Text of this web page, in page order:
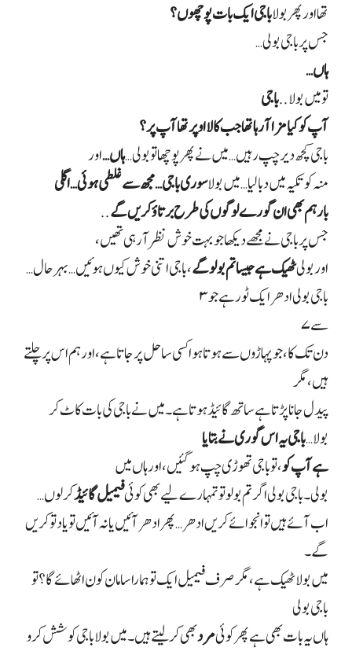
تھا اور پھر بولاباجی ایک بات پوچھوں؟
جس پر باجی بولی…
ہاں…
تو میں بولا..باجی
آپ کو کیا مزا آ رہا تھا جب کالا اوپر تھا آپ پر؟
باجی کچھ دیر چپ رہیں… میں نے پھر پوچھا تو بولی…ہاں…اور
منہ کو تکیہ میں دبا لیا… میں بولاسوری باجی… مجھ سے غلطی ہوئی… اگلی
بار ہم بھی ان گورے لوگوں کی طرح برتاؤ کریں گے..
جس پر باجی نے مجھے دیکھا جو بہت خوش نظر آ رہی تھیں،
اور بولیٹھیک ہے جیسا تم بولو گے، باجی اتنی خوش کیوں ہوئیں… بہرحال…
باجی بولی ادھر ایک ٹور ہے جو۳
سے۷
دن تک کا، جو پہاڑوں سے ہوتا ہوا کسی ساحل پر جاتا ہے، اور ہم اس پر چلتے
ہیں، مگر
پیدل جانا پڑتا ہے ساتھ گائیڈ ہوتا ہے۔ میں نے باجی کی بات کاٹ کر
بولا…باجی یہ اس گوری نے بتایا
ہے آپ کو، تو باجی تھوڑی چپ ہو گئیں، اور ہاں میں
بولی۔ باجی بولی اگر تم بولو تو تمہارے لیے بھی کوئیفیمیل گائیڈکر لوں…
اب آئے ہیں تو انجوائے کریں ادھر… پھر ادھر آئیں یا نہ آئیں تو یاد تو کریں
گے۔
میں بولا ٹھیک ہے، مگر صرف فیمیل ایک تو ہمارا سامان کون اٹھائے گا؟ تو
باجی بولی
ہاں یہ بات بھی ہے پھر کوئیمردبھی کر لیتے ہیں۔ میں بولا باجی کوشش کرو